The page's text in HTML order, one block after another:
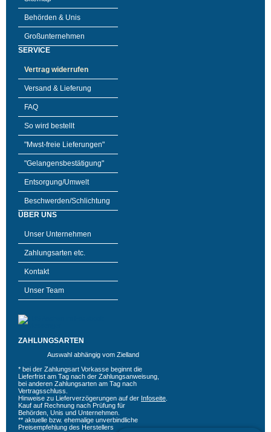
Behörden & Unis
Großunternehmen
SERVICE
Vertrag widerrufen
Versand & Lieferung
FAQ
So wird bestellt
"Mwst-freie Lieferungen"
"Gelangensbestätigung"
Entsorgung/Umwelt
Beschwerden/Schlichtung
ÜBER UNS
Unser Unternehmen
Zahlungsarten etc.
Kontakt
Unser Team
ZAHLUNGSARTEN
Auswahl abhängig vom Zielland
* bei der Zahlungsart Vorkasse beginnt die
Lieferfrist am Tag nach der Zahlungsanweisung,
bei anderen Zahlungsarten am Tag nach
Vertragsschluss.
Hinweise zu Lieferverzögerungen auf der Infoseite
Kauf auf Rechnung nach Prüfung für
Behörden, Unis und Unternehmen.
** aktuelle bzw. ehemalige unverbindliche
Preisempfehlung des Herstellers